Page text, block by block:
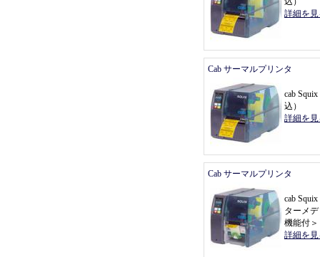
詳細を
Cab サーマルプリンタ
cab
込 ）
詳細を
Cab サーマルプリンタ
cab
ターメ
機能付
詳細を